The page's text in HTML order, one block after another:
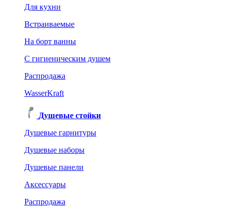
Для кухни
Встраиваемые
На борт ванны
C гигиеническим душем
Распродажа
WasserKraft
Душевые стойки
Душевые гарнитуры
Душевые наборы
Душевые панели
Аксессуары
Распродажа